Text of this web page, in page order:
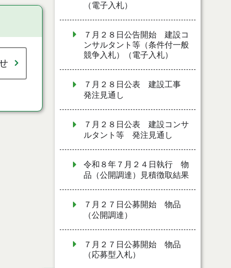
（電子入札）
７月２８日公告開始 建設コ
ンサルタント等（条件付一般
競争入札）（電子入札）
７月２８日公表 建設工事
発注見通し
７月２８日公表 建設コンサ
ルタント等 発注見通し
令和８年７月２４日執行 物
品（公開調達）見積徴取結果
７月２７日公募開始 物品
（公開調達）
７月２７日公募開始 物品
（応募型入札）